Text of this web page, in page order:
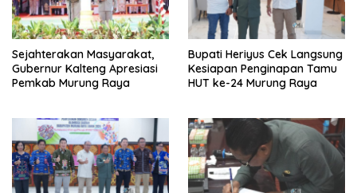
Sejahterakan Masyarakat,
Gubernur Kalteng Apresiasi
Pemkab Murung Raya
Bupati Heriyus Cek Langsung
Kesiapan Penginapan Tamu
HUT ke-24 Murung Raya